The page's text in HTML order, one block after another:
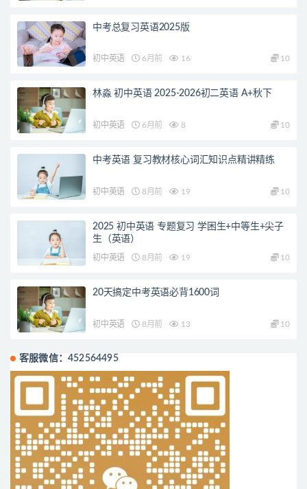
中考总复习英语2025版
初中英语 6月前 16 10
林淼 初中英语 2025-2026初二英语 A+秋下
初中英语 6月前 8 10
中考英语 复习教材核心词汇知识点精讲精练
初中英语 8月前 19 10
2025 初中英语 专题复习 学困生+中等生+尖子
生（英语）
初中英语 8月前 19 10
20天搞定中考英语必背1600词
初中英语 8月前 13 10
客服微信：452564495